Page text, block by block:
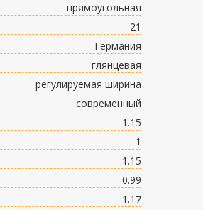
прямоугольная
21
Германия
глянцевая
регулируемая ширина
современный
1.15
1
1.15
0.99
1.17